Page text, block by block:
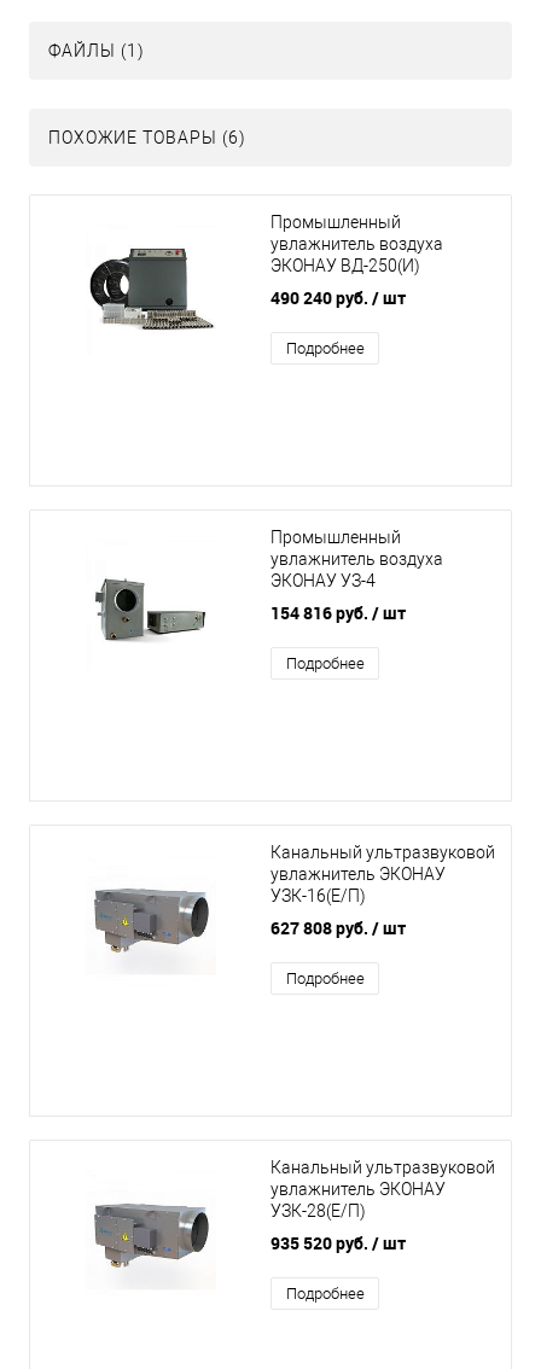
ФАЙЛЫ (1)
ПОХОЖИЕ ТОВАРЫ (6)
Промышленный
увлажнитель воздуха
ЭКОНАУ ВД-250(И)
490 240 руб. / шт
Подробнее
Промышленный
увлажнитель воздуха
ЭКОНАУ УЗ-4
154 816 руб. / шт
Подробнее
Канальный ультразвуковой
увлажнитель ЭКОНАУ
УЗК-16(Е/П)
627 808 руб. / шт
Подробнее
Канальный ультразвуковой
увлажнитель ЭКОНАУ
УЗК-28(Е/П)
935 520 руб. / шт
Подробнее